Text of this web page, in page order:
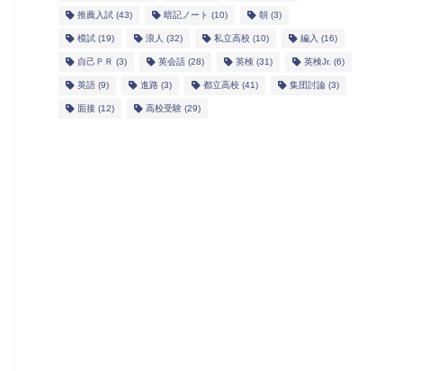
推薦入試(43) 暗記ノート (10) 朝 (3)
模試(19) 浪人 (32) 私立高校 (10) 編入 (16)
自己ＰＲ (3) 英会話(28) 英検 (31) 英検Jr. (6)
英語(9) 進路(3) 都立高校 (41) 集団討論(3)
面接(12) 高校受験(29)